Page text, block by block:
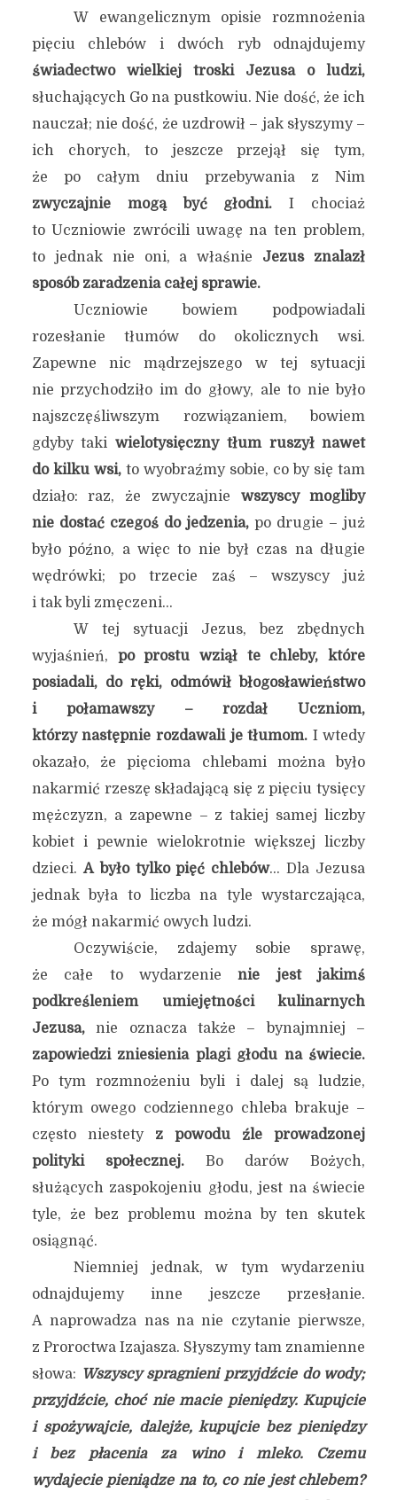
W ewangelicznym opisie rozmnożenia
pięciu chlebów i dwóch ryb odnajdujemy
świadectwo wielkiej troski Jezusa o ludzi,
słuchających Go na pustkowiu. Nie dość, że ich
nauczał; nie dość, że uzdrowił – jak słyszymy –
ich chorych, to jeszcze przejął się tym,
że po całym dniu przebywania z Nim
zwyczajnie mogą być głodni. I chociaż
to Uczniowie zwrócili uwagę na ten problem,
to jednak nie oni, a właśnie Jezus znalazł
sposób zaradzenia całej sprawie.
Uczniowie bowiem podpowiadali
rozesłanie tłumów do okolicznych wsi.
Zapewne nic mądrzejszego w tej sytuacji
nie przychodziło im do głowy, ale to nie było
najszczęśliwszym rozwiązaniem, bowiem
gdyby takiwielotysięczny tłum ruszył nawet
do kilku wsi,to wyobraźmy sobie, co by się tam
działo: raz, że zwyczajnie wszyscy mogliby
nie dostać czegoś do jedzenia, po drugie – już
było późno, a więc to nie był czas na długie
wędrówki; po trzecie zaś – wszyscy już
i tak byli zmęczeni…
W tej sytuacji Jezus, bez zbędnych
wyjaśnień, po prostu wziął te chleby, które
posiadali, do ręki, odmówił błogosławieństwo
i połamawszy – rozdał Uczniom,
którzy następnie rozdawali je tłumom. I wtedy
okazało, że pięcioma chlebami można było
nakarmić rzeszę składającą się z pięciu tysięcy
mężczyzn, a zapewne – z takiej samej liczby
kobiet i pewnie wielokrotnie większej liczby
dzieci. A było tylko pięć chlebów… Dla Jezusa
jednak była to liczba na tyle wystarczająca,
że mógł nakarmić owych ludzi.
Oczywiście, zdajemy sobie sprawę,
że całe to wydarzenienie jest jakimś
podkreśleniem umiejętności kulinarnych
Jezusa,nie oznacza także – bynajmniej –
zapowiedzi zniesienia plagi głodu na świecie.
Po tym rozmnożeniu byli i dalej są ludzie,
którym owego codziennego chleba brakuje –
często niestety z powodu źle prowadzonej
polityki społecznej.Bo darów Bożych,
służących zaspokojeniu głodu, jest na świecie
tyle, że bez problemu można by ten skutek
osiągnąć.
Niemniej jednak, w tym wydarzeniu
odnajdujemy inne jeszcze przesłanie.
A naprowadza nas na nie czytanie pierwsze,
z Proroctwa Izajasza. Słyszymy tam znamienne
słowa: Wszyscy spragnieni przyjdźcie do wody;
przyjdźcie, choć nie macie pieniędzy. Kupujcie
i spożywajcie, dalejże, kupujcie bez pieniędzy
i bez płacenia za wino i mleko. Czemu
wydajecie pieniądze na to, co nie jest chlebem?